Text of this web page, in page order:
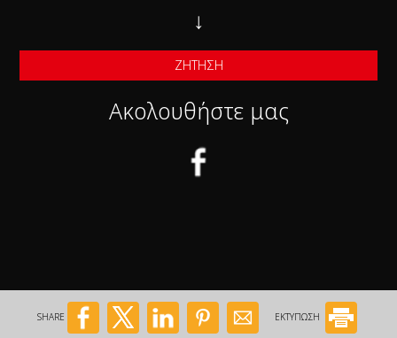
↓
ΖΉΤΗΣΗ
Ακολουθήστε μας
SHARE ΕΚΤΥΠΩΣΗ